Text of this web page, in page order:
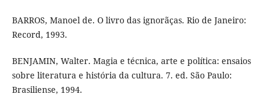
BARROS, Manoel de. O livro das ignorãças. Rio de Janeiro:
Record, 1993.
BENJAMIN, Walter. Magia e técnica, arte e política: ensaios
sobre literatura e história da cultura. 7. ed. São Paulo:
Brasiliense, 1994.